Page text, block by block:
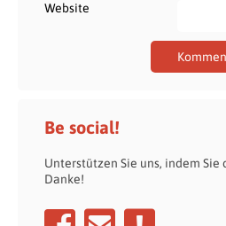
Website
Be social!
Unterstützen Sie uns, indem
Danke!